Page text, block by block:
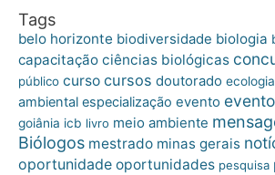
Tags
belo horizonte biodiversidade biologia
capacitação ciências biológicas
público curso cursos doutorado ecologia
ambiental especialização evento
goiânia icb livro meio ambiente
Biólogos mestrado minas gerais
oportunidade oportunidades pesquisa